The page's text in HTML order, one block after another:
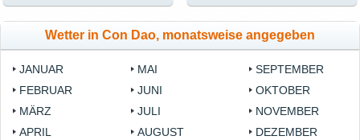
Wetter in Con Dao, monatsweise angegeben
JANUAR
FEBRUAR
MÄRZ
APRIL
MAI
JUNI
JULI
AUGUST
SEPTEMBER
OKTOBER
NOVEMBER
DEZEMBER